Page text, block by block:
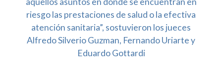
riesgo las prestaciones de salud o la efectiva
atención sanitaria”, sostuvieron los jueces
Alfredo Silverio Guzman, Fernando Uriarte y
Eduardo Gottardi